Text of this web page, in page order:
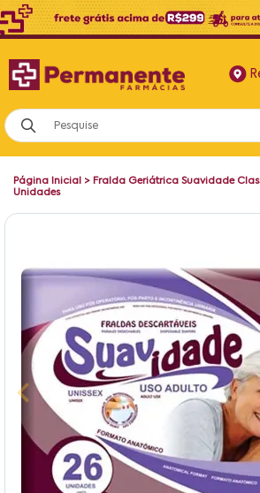
Página Inicial > Fralda Geriátrica Suavidade
Unidades